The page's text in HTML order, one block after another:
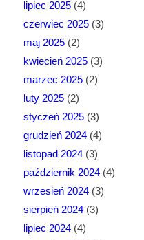
lipiec 2025(4)
czerwiec 2025(3)
maj 2025(2)
kwiecień 2025(3)
marzec 2025(2)
luty 2025(2)
styczeń 2025(3)
grudzień 2024(4)
listopad 2024(3)
październik 2024(4)
wrzesień 2024(3)
sierpień 2024(3)
lipiec 2024(4)